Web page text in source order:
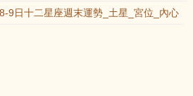
9日十二星座週末運勢_土星_宮位_內心